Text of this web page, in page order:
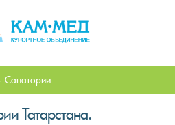
Санатории
Татарстана.